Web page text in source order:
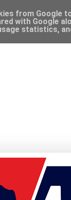
from Google
with Google
statistics,